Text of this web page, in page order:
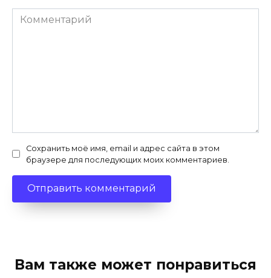
Комментарий
Сохранить моё имя, email и адрес сайта в этом
браузере для последующих моих комментариев.
Вам также может понравиться